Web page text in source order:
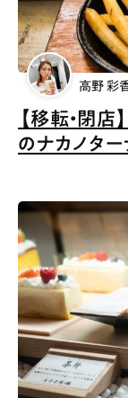
【移転・閉
のナカノタ
高野 彩